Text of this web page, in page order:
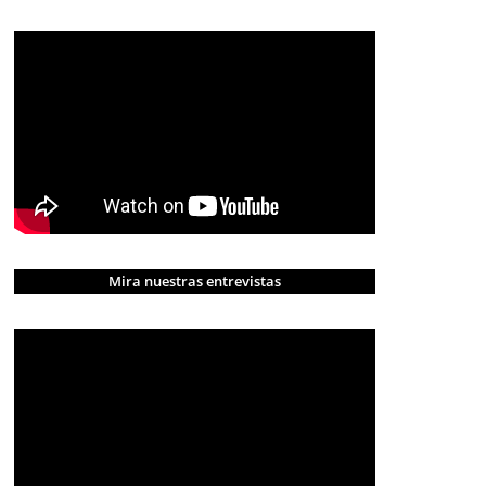
Mira nuestras entrevistas